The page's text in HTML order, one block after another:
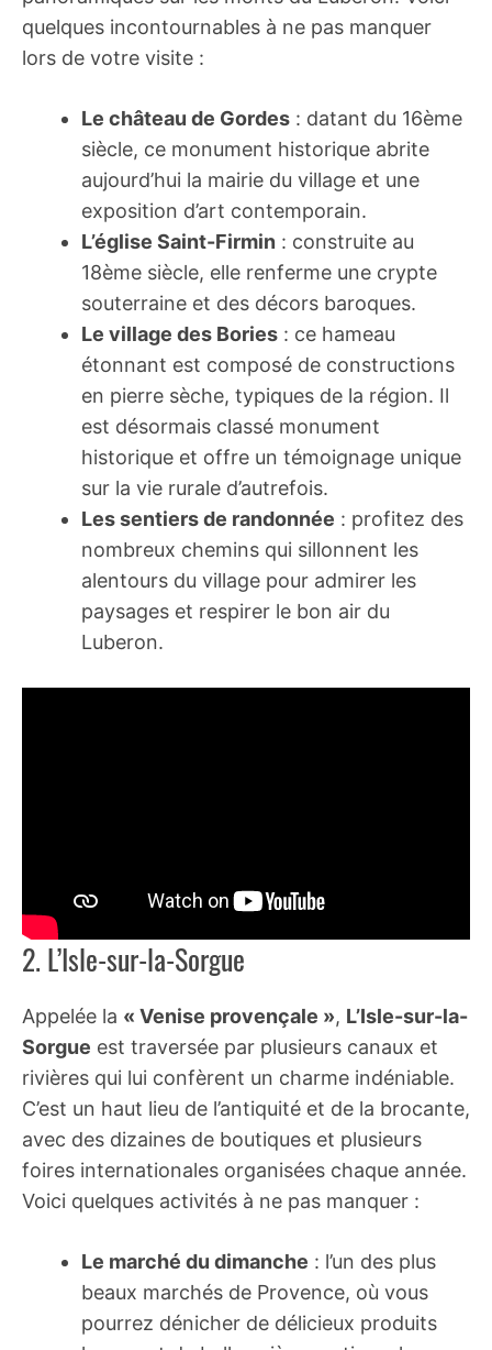
quelques incontournables à ne pas manquer
lors de votre visite :
Le château de Gordes : datant du 16ème
siècle, ce monument historique abrite
aujourd’hui la mairie du village et une
exposition d’art contemporain.
L’église Saint-Firmin : construite au
18ème siècle, elle renferme une crypte
souterraine et des décors baroques.
Le village des Bories : ce hameau
étonnant est composé de constructions
en pierre sèche, typiques de la région. Il
est désormais classé monument
historique et offre un témoignage unique
sur la vie rurale d’autrefois.
Les sentiers de randonnée : profitez des
nombreux chemins qui sillonnent les
alentours du village pour admirer les
paysages et respirer le bon air du
Luberon.
2. L’Isle-sur-la-Sorgue
Appelée la « Venise provençale », L’Isle-sur-la-
Sorgue est traversée par plusieurs canaux et
rivières qui lui confèrent un charme indéniable.
C’est un haut lieu de l’antiquité et de la brocante,
avec des dizaines de boutiques et plusieurs
foires internationales organisées chaque année.
Voici quelques activités à ne pas manquer :
Le marché du dimanche : l’un des plus
beaux marchés de Provence, où vous
pourrez dénicher de délicieux produits